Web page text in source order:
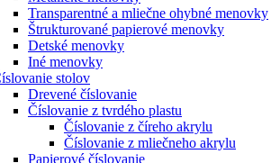
Transparentné a mliečne ohybné menovky
Štrukturované papierové menovky
Detské menovky
Iné menovky
stolov
Drevené číslovanie
Číslovanie z tvrdého plastu
Číslovanie z číreho akrylu
Číslovanie z mliečneho akrylu
Papierové číslovanie